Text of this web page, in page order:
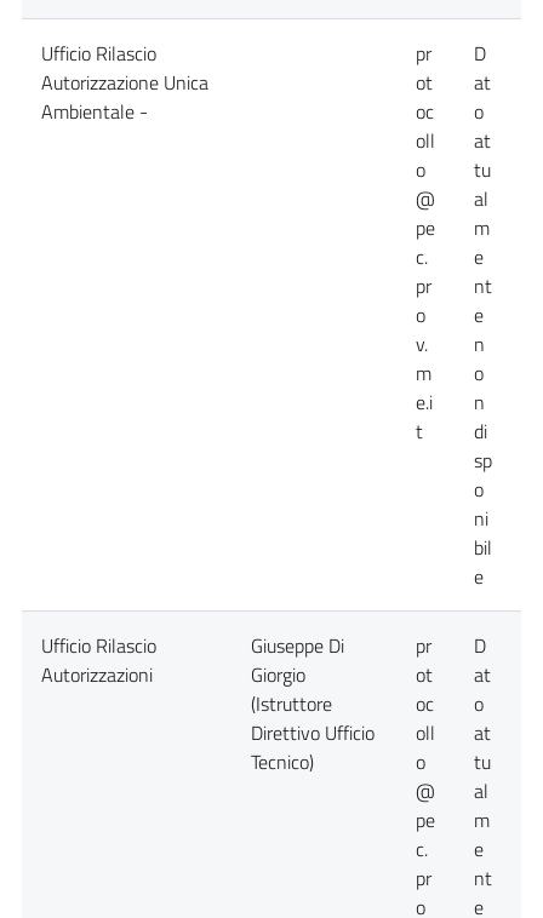
Ufficio Rilascio
Autorizzazione Unica
Ambientale -
pr
ot
oc
oll
o
@
pe
c.
pr
o
v.
m
e.i
t
D
at
o
at
tu
al
m
e
nt
e
n
o
n
di
sp
o
ni
bil
e
Ufficio Rilascio
Autorizzazioni
Giuseppe Di
Giorgio
(Istruttore
Direttivo Ufficio
Tecnico)
pr
ot
oc
oll
o
@
pe
c.
pr
o
D
at
o
at
tu
al
m
e
nt
e